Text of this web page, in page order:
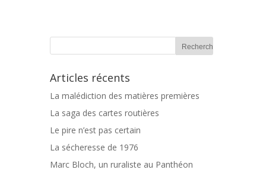
Articles récents
La malédiction des matières premières
La saga des cartes routières
Le pire n’est pas certain
La sécheresse de 1976
Marc Bloch, un ruraliste au Panthéon